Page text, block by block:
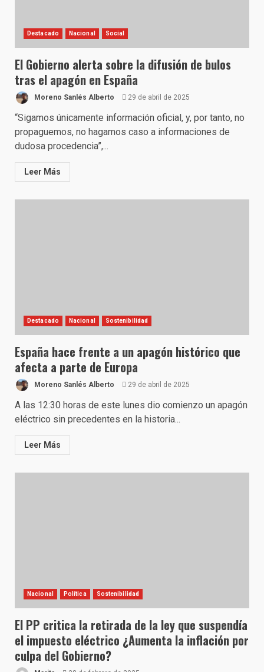
Destacado Nacional Social
El Gobierno alerta sobre la difusión de bulos
tras el apagón en España
Moreno Sanlés Alberto 29 de abril de 2025
“Sigamos únicamente información oficial, y, por tanto, no
propaguemos, no hagamos caso a informaciones de
dudosa procedencia”,...
Leer Más
Destacado Nacional Sostenibilidad
España hace frente a un apagón histórico que
afecta a parte de Europa
Moreno Sanlés Alberto 29 de abril de 2025
A las 12:30 horas de este lunes dio comienzo un apagón
eléctrico sin precedentes en la historia...
Leer Más
Nacional Política Sostenibilidad
El PP critica la retirada de la ley que suspendía
el impuesto eléctrico ¿Aumenta la inflación por
culpa del Gobierno?